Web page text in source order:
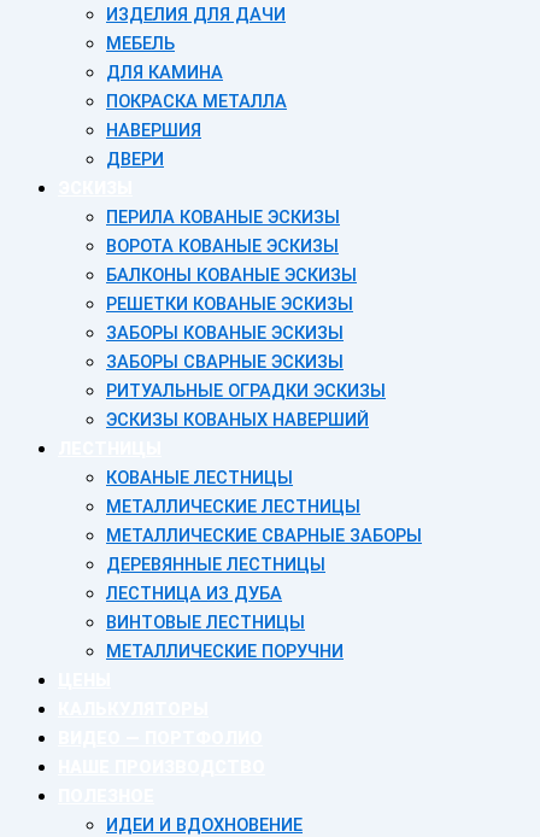
ИЗДЕЛИЯ ДЛЯ ДАЧИ
МЕБЕЛЬ
ДЛЯ КАМИНА
ПОКРАСКА МЕТАЛЛА
НАВЕРШИЯ
ДВЕРИ
ПЕРИЛА КОВАНЫЕ ЭСКИЗЫ
ВОРОТА КОВАНЫЕ ЭСКИЗЫ
БАЛКОНЫ КОВАНЫЕ ЭСКИЗЫ
РЕШЕТКИ КОВАНЫЕ ЭСКИЗЫ
ЗАБОРЫ КОВАНЫЕ ЭСКИЗЫ
ЗАБОРЫ СВАРНЫЕ ЭСКИЗЫ
РИТУАЛЬНЫЕ ОГРАДКИ ЭСКИЗЫ
ЭСКИЗЫ КОВАНЫХ НАВЕРШИЙ
КОВАНЫЕ ЛЕСТНИЦЫ
МЕТАЛЛИЧЕСКИЕ ЛЕСТНИЦЫ
МЕТАЛЛИЧЕСКИЕ СВАРНЫЕ ЗАБОРЫ
ДЕРЕВЯННЫЕ ЛЕСТНИЦЫ
ЛЕСТНИЦА ИЗ ДУБА
ВИНТОВЫЕ ЛЕСТНИЦЫ
МЕТАЛЛИЧЕСКИЕ ПОРУЧНИ
ИДЕИ И ВДОХНОВЕНИЕ